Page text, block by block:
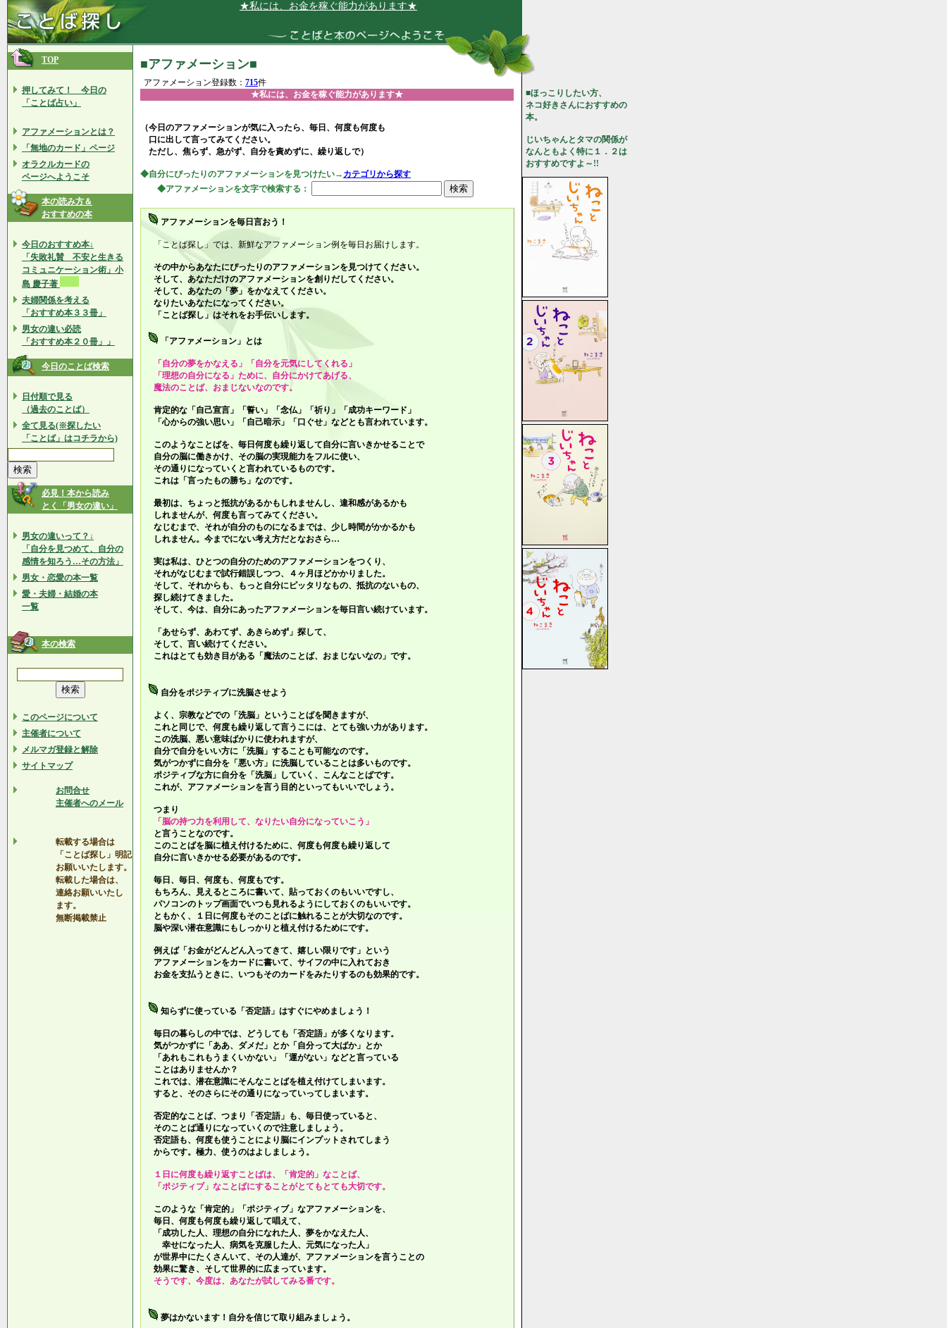
★私には、お金を稼ぐ能力があります★
TOP
押してみて！ 今日の
「ことば占い」
アファメーションとは？
「無地のカード」ページ
オラクルカードの
ページへようこそ
本の読み方＆
おすすめの本
今日のおすすめ本↓
「失敗礼賛 不安と生きる
コミュニケーション術」小
島 慶子著
夫婦関係を考える
「おすすめ本３３冊」
男女の違い必読
「おすすめ本２０冊」」
今日のことば検索
日付順で見る
（過去のことば）
全て見る(※探したい
「ことば」はコチラから)
必見！本から読み
とく「男女の違い」
男女の違いって？↓
「自分を見つめて、自分の
感情を知ろう…その方法」
男女・恋愛の本一覧
愛・夫婦・結婚の本
一覧
本の検索
このページについて
主催者について
メルマガ登録と解除
サイトマップ
お問合せ
主催者へのメール
転載する場合は
「ことば探し」明記
お願いいたします。
転載した場合は、
連絡お願いいたし
ます。
無断掲載禁止
■アファメーション■
アファメーション登録数： 715件
★私には、お金を稼ぐ能力があります★
（今日のアファメーションが気に入ったら、毎日、何度も何度も
口に出して言ってみてください。
ただし、焦らず、急がず、自分を責めずに、繰り返しで）
◆自分にぴったりのアファメーションを見つけたい→ カテゴリから探す
◆アファメーションを文字で検索する：
アファメーションを毎日言おう！
「ことば探し」では、新鮮なアファメーション例を毎日お届けします。
その中からあなたにぴったりのアファメーションを見つけてください。
そして、あなただけのアファメーションを創りだしてください。
そして、あなたの「夢」をかなえてください。
なりたいあなたになってください。
「ことば探し」はそれをお手伝いします。
「アファメーション」とは
「自分の夢をかなえる」「自分を元気にしてくれる」
「理想の自分になる」ために、自分にかけてあげる、
魔法のことば、おまじないなのです。
肯定的な「自己宣言」「誓い」「念仏」「祈り」「成功キーワード」
「心からの強い思い」「自己暗示」「口ぐせ」 などとも言われています。
このようなことばを、毎日何度も繰り返して自分に言いきかせることで
自分の脳に働きかけ、その脳の実現能力をフルに使い、
その通りになっていくと言われているものです。
これは「言ったもの勝ち」なのです。
最初は、ちょっと抵抗があるかもしれませんし、違和感があるかも
しれませんが、何度も言ってみてください。
なじむまで、それが自分のものになるまでは、少し時間がかかるかも
しれません。今までにない考え方だとなおさら…
実は私は、ひとつの自分のためのアファメーションをつくり、
それがなじむまで試行錯誤しつつ、４ヶ月ほどかかりました。
そして、それからも、もっと自分にピッタリなもの、抵抗のないもの、
探し続けてきました。
そして、今は、自分にあったアファメーションを毎日言い続けています。
「あせらず、あわてず、あきらめず」探して、
そして、言い続けてください。
これはとても効き目がある「魔法のことば、おまじないなの」です。
自分をポジティブに洗脳させよう
よく、宗教などでの「洗脳」ということばを聞きますが、
これと同じで、何度も繰り返して言うこには、とても強い力があります。
この洗脳、悪い意味ばかりに使われますが、
自分で自分をいい方に「洗脳」することも可能なのです。
気がつかずに自分を「悪い方」に洗脳していることは多いものです。
ポジティブな方に自分を「洗脳」していく、こんなことばです。
これが、アファメーションを言う目的といってもいいでしょう。
つまり
「脳の持つ力を利用して、なりたい自分になっていこう」
と言うことなのです。
このことばを脳に植え付けるために、何度も何度も繰り返して
自分に言いきかせる必要があるのです。
毎日、毎日、何度も、何度もです。
もちろん、見えるところに書いて、貼っておくのもいいですし、
パソコンのトップ画面でいつも見れるようにしておくのもいいです。
ともかく、１日に何度もそのことばに触れることが大切なのです。
脳や深い潜在意識にもしっかりと植え付けるためにです。
例えば「お金がどんどん入ってきて、嬉しい限りです」という
アファメーションをカードに書いて、サイフの中に入れておき
お金を支払うときに、いつもそのカードをみたりするのも効果的です。
知らずに使っている「否定語」はすぐにやめましょう！
毎日の暮らしの中では、どうしても「否定語」が多くなります。
気がつかずに「ああ、ダメだ」とか「自分って大ばか」とか
「あれもこれもうまくいかない」「運がない」などと言っている
ことはありませんか？
これでは、潜在意識にそんなことばを植え付けてしまいます。
すると、そのさらにその通りになっていってしまいます。
否定的なことば、つまり「否定語」も、毎日使っていると、
そのことば通りになっていくので注意しましょう。
否定語も、何度も使うことにより脳にインプットされてしまう
からです。極力、使うのはよしましょう。
１日に何度も繰り返すことばは、「肯定的」なことば、
「ポジティブ」なことばにすることがとてもとても大切です。
このような「肯定的」「ポジティブ」なアファメーションを、
毎日、何度も何度も繰り返して唱えて、
「成功した人、理想の自分になれた人、夢をかなえた人、
幸せになった人、病気を克服した人、元気になった人」
が世界中にたくさんいて、その人達が、アファメーションを言うことの
効果に驚き、そして世界的に広まっています。
そうです、今度は、あなたが試してみる番です。
夢はかないます！自分を信じて取り組みましょう。
■ほっこりしたい方、
ネコ好きさんにおすすめの
本。
じいちゃんとタマの関係が
なんともよく特に１．２は
おすすめですよ～!!